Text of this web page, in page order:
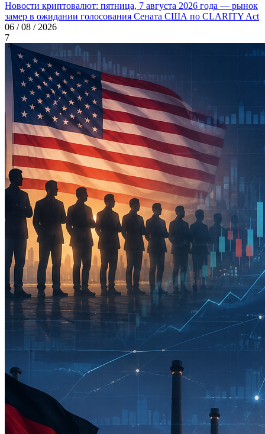
Новости криптовалют: пятница, 7 августа 2026 года — рынок
замер в ожидании голосования Сената США по CLARITY Act
06 / 08 / 2026
7